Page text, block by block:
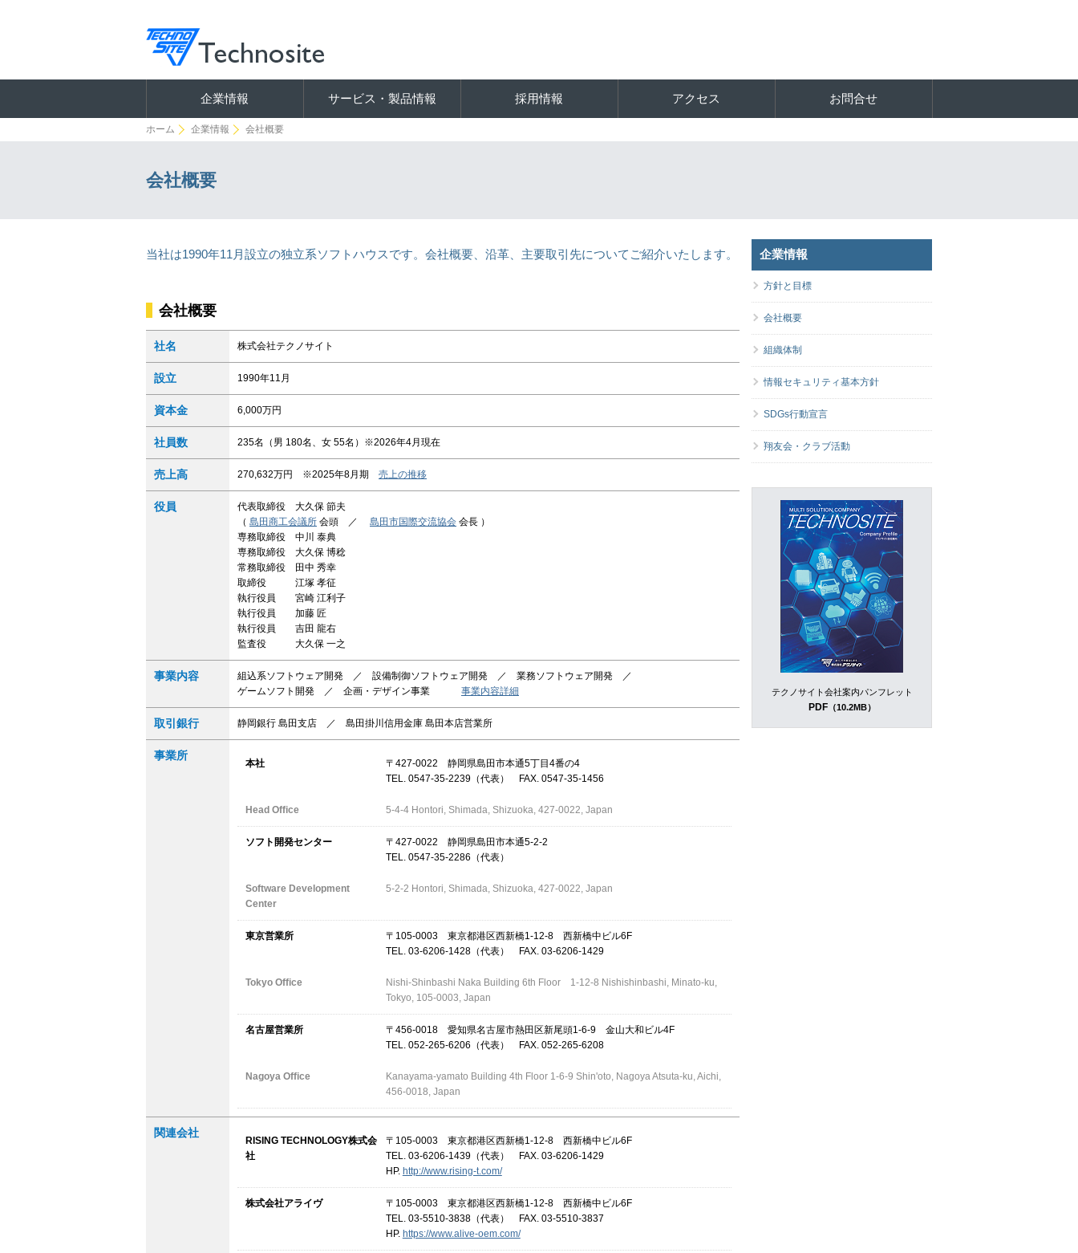
企業情報 サービス・製品情報 採用情報 アクセス お問合せ
ホーム 企業情報 会社概要
会社概要
当社は1990年11月設立の独立系ソフトハウスです。会社概要、沿革、主要取引先についてご紹介いたします。
会社概要
社名 株式会社テクノサイト
設立 1990年11月
資本金 6,000万円
社員数 235名（男 180名、女 55名）※2026年4月現在
売上高 270,632万円 ※2025年8月期 売上の推移
役員
代表取締役 大久保 節夫
（ 島田商工会議所 会頭 ／ 島田市国際交流協会 会長 ）
専務取締役 中川 泰典
専務取締役 大久保 博稔
常務取締役 田中 秀幸
取締役 江塚 孝征
執行役員 宮崎 江利子
執行役員 加藤 匠
執行役員 吉田 龍右
監査役 大久保 一之
事業内容
組込系ソフトウェア開発 ／ 設備制御ソフトウェア開発 ／ 業務ソフトウェア開発 ／
ゲームソフト開発 ／ 企画・デザイン事業 事業内容詳細
取引銀行 静岡銀行 島田支店 ／ 島田掛川信用金庫 島田本店営業所
事業所
本社
〒427-0022 静岡県島田市本通5丁目4番の4
TEL. 0547-35-2239（代表） FAX. 0547-35-1456
Head Office 5-4-4 Hontori, Shimada, Shizuoka, 427-0022, Japan
ソフト開発センター
〒427-0022 静岡県島田市本通5-2-2
TEL. 0547-35-2286（代表）
Software Development
Center
5-2-2 Hontori, Shimada, Shizuoka, 427-0022, Japan
東京営業所
〒105-0003 東京都港区西新橋1-12-8 西新橋中ビル6F
TEL. 03-6206-1428（代表） FAX. 03-6206-1429
Tokyo Office
Nishi-Shinbashi Naka Building 6th Floor 1-12-8 Nishishinbashi, Minato-ku,
Tokyo, 105-0003, Japan
名古屋営業所
〒456-0018 愛知県名古屋市熱田区新尾頭1-6-9 金山大和ビル4F
TEL. 052-265-6206（代表） FAX. 052-265-6208
Nagoya Office
Kanayama-yamato Building 4th Floor 1-6-9 Shin'oto, Nagoya Atsuta-ku, Aichi,
456-0018, Japan
関連会社
RISING TECHNOLOGY株式会
社
〒105-0003 東京都港区西新橋1-12-8 西新橋中ビル6F
TEL. 03-6206-1439（代表） FAX. 03-6206-1429
HP. http://www.rising-t.com/
株式会社アライヴ
〒105-0003 東京都港区西新橋1-12-8 西新橋中ビル6F
TEL. 03-5510-3838（代表） FAX. 03-5510-3837
HP. https://www.alive-oem.com/
企業情報
方針と目標
会社概要
組織体制
情報セキュリティ基本方針
SDGs行動宣言
翔友会・クラブ活動
テクノサイト会社案内パンフレット
PDF（10.2MB）